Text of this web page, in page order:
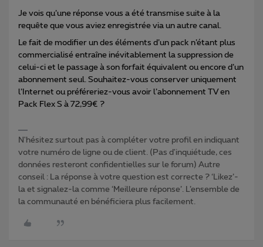
Je vois qu’une réponse vous a été transmise suite à la
requête que vous aviez enregistrée via un autre canal.
Le fait de modifier un des éléments d’un pack n’étant plus
commercialisé entraîne inévitablement la suppression de
celui-ci et le passage à son forfait équivalent ou encore d’un
abonnement seul. Souhaitez-vous conserver uniquement
l’Internet ou préféreriez-vous avoir l’abonnement TV en
Pack Flex S à 72,99€ ?
N'hésitez surtout pas à compléter votre profil en indiquant
votre numéro de ligne ou de client. (Pas d'inquiétude, ces
données resteront confidentielles sur le forum) Autre
conseil : La réponse à votre question est correcte ? ‘Likez’-
la et signalez-la comme ‘Meilleure réponse’. L’ensemble de
la communauté en bénéficiera plus facilement.